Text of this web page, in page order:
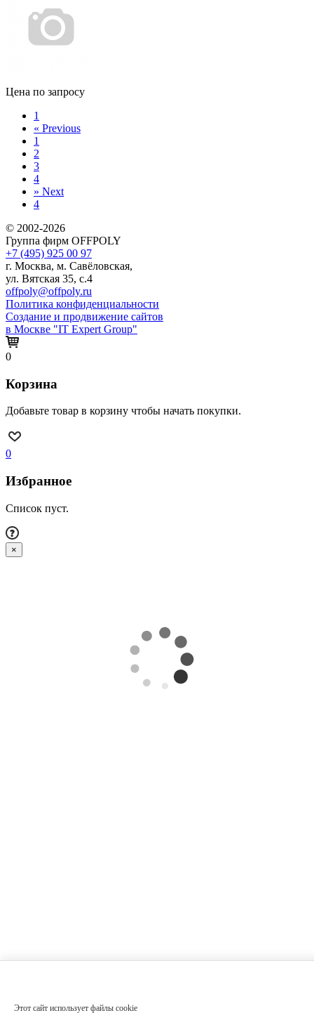
Цена по запросу
1
« Previous
1
2
3
4
» Next
4
© 2002-2026
Группа фирм OFFPOLY
+7 (495) 925 00 97
г. Москва, м. Савёловская,
ул. Вятская 35, с.4
offpoly@offpoly.ru
Политика конфиденциальности
Создание и продвижение сайтов
в Москве "IT Expert Group"
Этот сайт использует файлы cookie
0
Корзина
Добавьте товар в корзину чтобы начать покупки.
0
Избранное
Список пуст.
×